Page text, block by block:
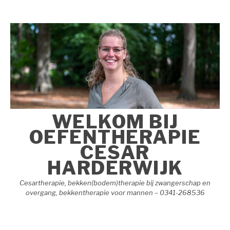
inhoud
springen
WELKOM BIJ
OEFENTHERAPIE
CESAR
HARDERWIJK
Cesartherapie, bekken(bodem)therapie bij zwangerschap en
overgang, bekkentherapie voor mannen – 0341-268536